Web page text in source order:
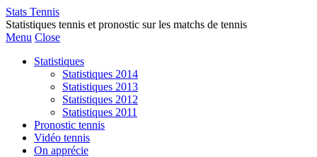
Stats Tennis
Statistiques tennis et pronostic sur les matchs de tennis
Menu Close
Statistiques
Statistiques 2014
Statistiques 2013
Statistiques 2012
Statistiques 2011
Pronostic tennis
Vidéo tennis
On apprécie